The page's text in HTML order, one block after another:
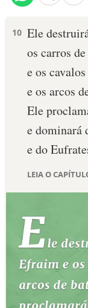
PALAVRA DO DIA
DEVOCIONAL
10
ESTUDOS
TEMAS
PERGUNTE À
TERMO BÍBLICO
10 Ele
os carros
e os
e os arcos
Ele
e dominará
e do
LEIA O